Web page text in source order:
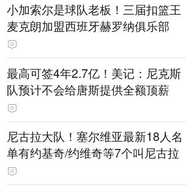
小加索尔是球队老板！三届扣篮王
麦克朗加盟西班牙赫罗纳俱乐部
最高可签4年2.7亿！美记：尼克斯
队预计不会给唐斯提供全额顶薪
尼古拉大队！塞尔维亚最新18人名
单有约基奇/约维奇等7个叫尼古拉